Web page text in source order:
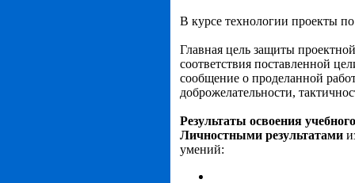
В курсе технологии проекты
Главная цель защиты
соответствия поставленной
сообщение о проделанной
доброжелательности,
Результаты освоения
Личностными результатами
умений: